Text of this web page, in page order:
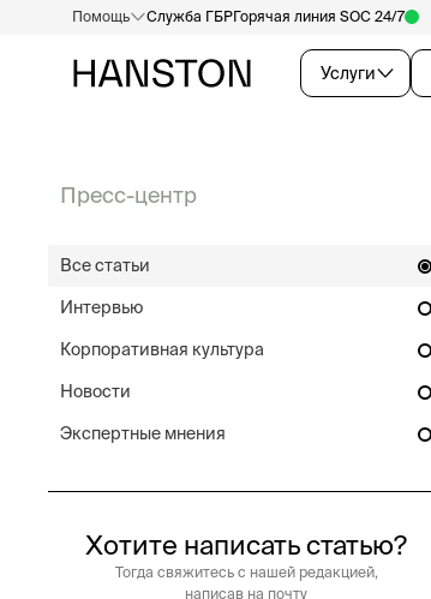
Услуги
Помощь Служба ГБРГорячая линия SOC 24/7
Пресс-центр
Все статьи
Интервью
Корпоративная культура
Новости
Экспертные мнения
Хотите написать статью?
Тогда свяжитесь с нашей редакцией,
написав на почту